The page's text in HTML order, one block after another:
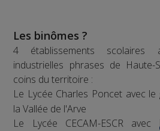
Les binômes ?
4 établissements scolaires
industrielles phrases de
coins du territoire :
Le Lycée Charles Poncet avec
la Vallée de l'Arve
Le Lycée CECAM-ESCR avec